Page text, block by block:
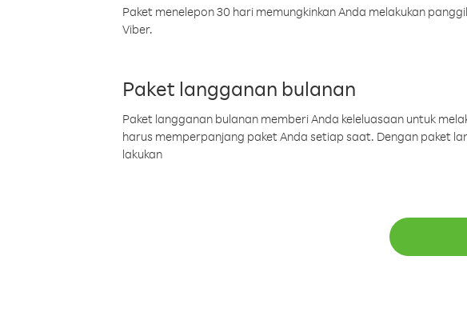
Paket menelepon 30 hari memungkinkan Anda melakukan
Viber.
Paket langganan bulanan
Paket langganan bulanan memberi Anda keleluasaan untuk
harus memperpanjang paket Anda setiap saat. Dengan paket
lakukan